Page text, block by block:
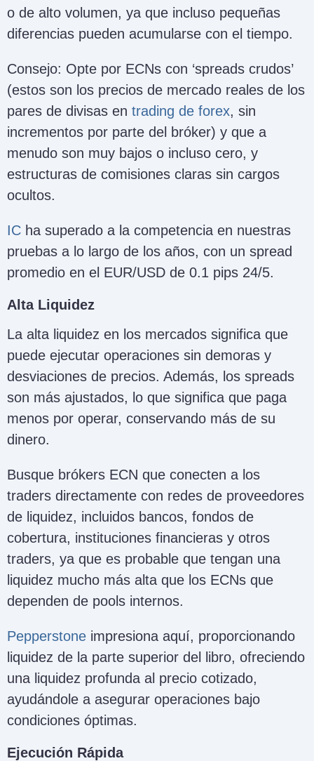
o de alto volumen, ya que incluso pequeñas
diferencias pueden acumularse con el tiempo.
Consejo: Opte por ECNs con ‘spreads crudos’
(estos son los precios de mercado reales de los
pares de divisas en trading de forex, sin
incrementos por parte del bróker) y que a
menudo son muy bajos o incluso cero, y
estructuras de comisiones claras sin cargos
ocultos.
IC ha superado a la competencia en nuestras
pruebas a lo largo de los años, con un spread
promedio en el EUR/USD de 0.1 pips 24/5.
Alta Liquidez
La alta liquidez en los mercados significa que
puede ejecutar operaciones sin demoras y
desviaciones de precios. Además, los spreads
son más ajustados, lo que significa que paga
menos por operar, conservando más de su
dinero.
Busque brókers ECN que conecten a los
traders directamente con redes de proveedores
de liquidez, incluidos bancos, fondos de
cobertura, instituciones financieras y otros
traders, ya que es probable que tengan una
liquidez mucho más alta que los ECNs que
dependen de pools internos.
Pepperstone impresiona aquí, proporcionando
liquidez de la parte superior del libro, ofreciendo
una liquidez profunda al precio cotizado,
ayudándole a asegurar operaciones bajo
condiciones óptimas.
Ejecución Rápida